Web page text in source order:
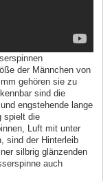
der Männchen von
gehören sie zu
sind die
engstehende lange
spielt die
Luft mit unter
sind der Hinterleib
silbrig glänzenden
auch